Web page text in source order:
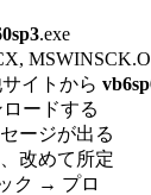
.exe
イトから
ードする
ージが出る
改めて所定
ク → プロ